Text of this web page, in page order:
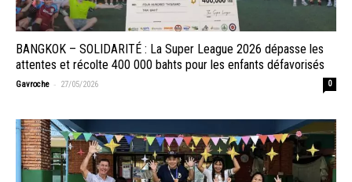
BANGKOK – SOLIDARITÉ : La Super League 2026 dépasse les
attentes et récolte 400 000 bahts pour les enfants défavorisés
Gavroche - 27/05/2026 0